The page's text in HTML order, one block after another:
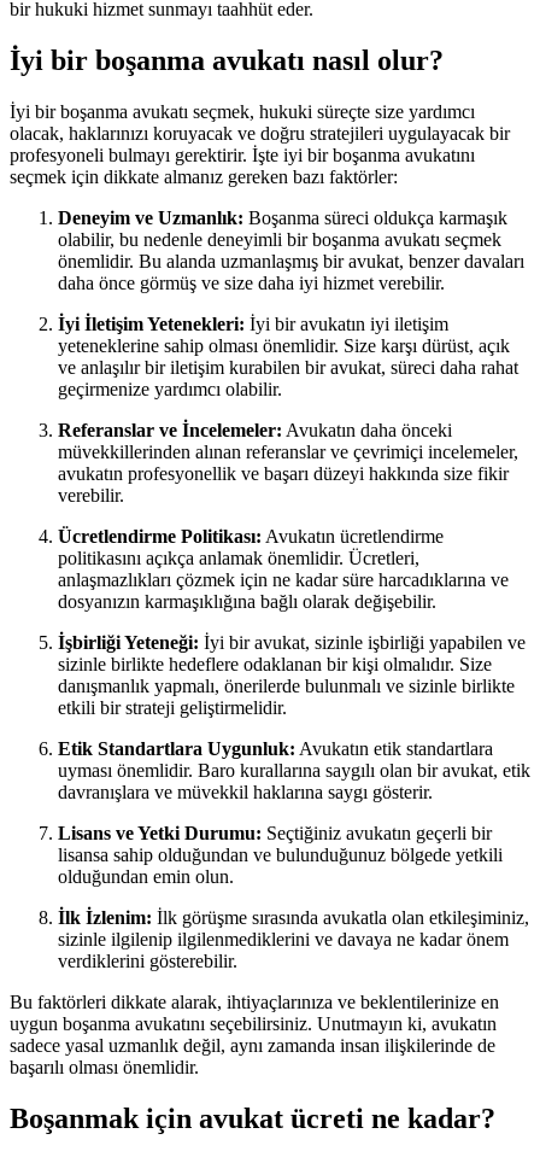
bir hukuki hizmet sunmayı taahhüt eder.
İyi bir boşanma avukatı nasıl olur?
İyi bir boşanma avukatı seçmek, hukuki süreçte size yardımcı
olacak, haklarınızı koruyacak ve doğru stratejileri uygulayacak bir
profesyoneli bulmayı gerektirir. İşte iyi bir boşanma avukatını
seçmek için dikkate almanız gereken bazı faktörler:
Deneyim ve Uzmanlık: Boşanma süreci oldukça karmaşık
olabilir, bu nedenle deneyimli bir boşanma avukatı seçmek
önemlidir. Bu alanda uzmanlaşmış bir avukat, benzer davaları
daha önce görmüş ve size daha iyi hizmet verebilir.
İyi İletişim Yetenekleri: İyi bir avukatın iyi iletişim
yeteneklerine sahip olması önemlidir. Size karşı dürüst, açık
ve anlaşılır bir iletişim kurabilen bir avukat, süreci daha rahat
geçirmenize yardımcı olabilir.
Referanslar ve İncelemeler: Avukatın daha önceki
müvekkillerinden alınan referanslar ve çevrimiçi incelemeler,
avukatın profesyonellik ve başarı düzeyi hakkında size fikir
verebilir.
Ücretlendirme Politikası: Avukatın ücretlendirme
politikasını açıkça anlamak önemlidir. Ücretleri,
anlaşmazlıkları çözmek için ne kadar süre harcadıklarına ve
dosyanızın karmaşıklığına bağlı olarak değişebilir.
İşbirliği Yeteneği: İyi bir avukat, sizinle işbirliği yapabilen ve
sizinle birlikte hedeflere odaklanan bir kişi olmalıdır. Size
danışmanlık yapmalı, önerilerde bulunmalı ve sizinle birlikte
etkili bir strateji geliştirmelidir.
Etik Standartlara Uygunluk: Avukatın etik standartlara
uyması önemlidir. Baro kurallarına saygılı olan bir avukat, etik
davranışlara ve müvekkil haklarına saygı gösterir.
Lisans ve Yetki Durumu: Seçtiğiniz avukatın geçerli bir
lisansa sahip olduğundan ve bulunduğunuz bölgede yetkili
olduğundan emin olun.
İlk İzlenim: İlk görüşme sırasında avukatla olan etkileşiminiz,
sizinle ilgilenip ilgilenmediklerini ve davaya ne kadar önem
verdiklerini gösterebilir.
Bu faktörleri dikkate alarak, ihtiyaçlarınıza ve beklentilerinize en
uygun boşanma avukatını seçebilirsiniz. Unutmayın ki, avukatın
sadece yasal uzmanlık değil, aynı zamanda insan ilişkilerinde de
başarılı olması önemlidir.
Boşanmak için avukat ücreti ne kadar?